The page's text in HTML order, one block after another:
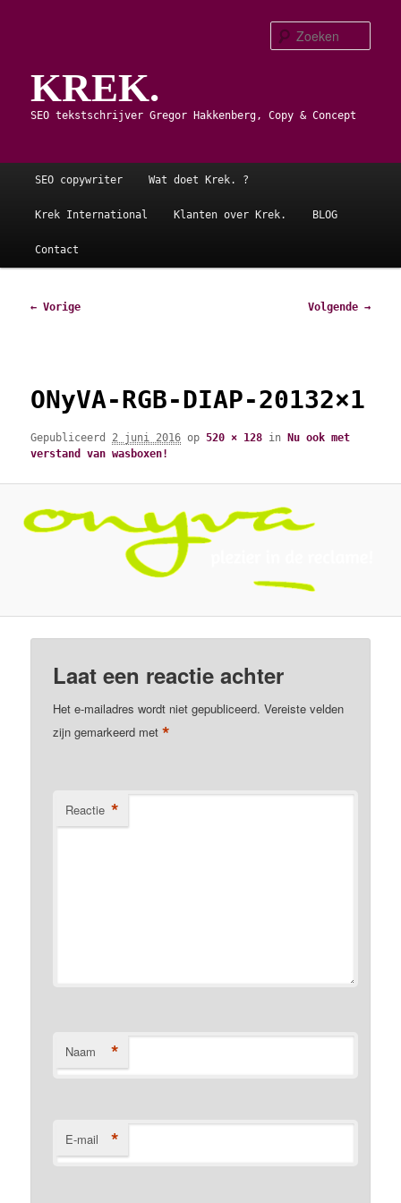
primaire
inhoudKREK.
SEO tekstschrijver Gregor Hakkenberg, Copy & Concept
Hoofdmenu
SEO copywriter Wat doet Krek. ?
Krek International Klanten over Krek. BLOG
Contact
Afbeeldingsnavigatie
← Vorige Volgende →
ONyVA-RGB-DIAP-20132×1
Gepubliceerd 2 juni 2016 op520 × 128 inNu ook met
verstand van wasboxen!
Laat een reactie achter
Het e-mailadres wordt niet gepubliceerd. Vereiste velden
zijn gemarkeerd met*
Reactie *
Naam *
E-mail *